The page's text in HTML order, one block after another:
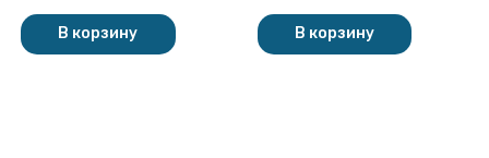
В корзину В корзину